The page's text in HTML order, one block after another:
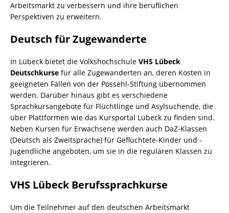
Arbeitsmarkt zu verbessern und ihre beruflichen
Perspektiven zu erweitern.
Deutsch für Zugewanderte
In Lübeck bietet die Volkshochschule VHS Lübeck
Deutschkurse für alle Zugewanderten an, deren Kosten in
geeigneten Fällen von der Possehl-Stiftung übernommen
werden. Darüber hinaus gibt es verschiedene
Sprachkursangebote für Flüchtlinge und Asylsuchende, die
über Plattformen wie das Kursportal Lübeck zu finden sind.
Neben Kursen für Erwachsene werden auch DaZ-Klassen
(Deutsch als Zweitsprache) für Geflüchtete-Kinder und -
Jugendliche angeboten, um sie in die regulären Klassen zu
integrieren.
VHS Lübeck Berufssprachkurse
Um die Teilnehmer auf den deutschen Arbeitsmarkt